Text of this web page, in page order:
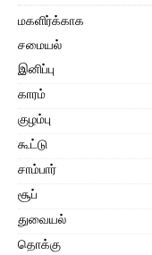
மகளிர்க்காக
சமையல்
இனிப்பு
காரம்
குழம்பு
கூட்டு
சாம்பார்
சூப்
துவையல்
தொக்கு